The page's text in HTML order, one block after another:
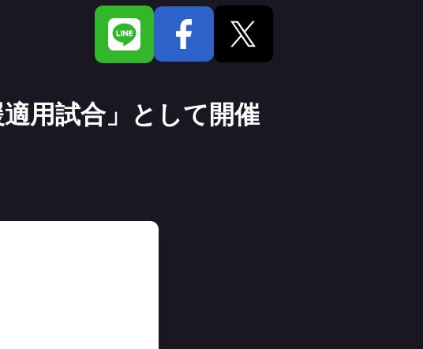
用試合」として開催